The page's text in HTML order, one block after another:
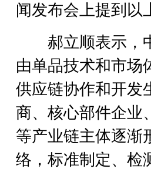
闻发布会上提到以
郝立顺表示，
由单品技术和市场
供应链协作和开发
商、核心部件企业
等产业链主体逐渐
络，标准制定、检